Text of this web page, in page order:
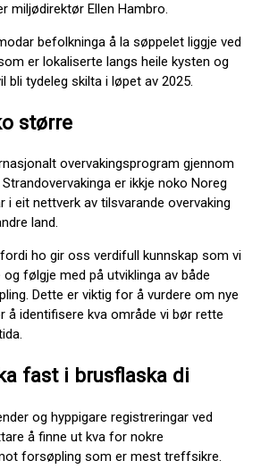
miljødirektør Ellen Hambro.
befolkninga å la søppelet liggje ved
er lokaliserte langs heile kysten og
bli tydeleg skilta i løpet av 2025.
større
overvakingsprogram gjennom
er ikkje noko Noreg
i eit nettverk av tilsvarande overvaking
land.
ho gir oss verdifull kunnskap som vi
følgje med på utviklinga av både
Dette er viktig for å vurdere om nye
å identifisere kva område vi bør rette
fast i brusflaska di
og hyppigare registreringar ved
å finne ut kva for nokre
forsøpling som er mest treffsikre.